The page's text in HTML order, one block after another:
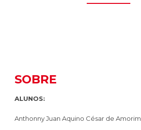
SOBRE
ALUNOS:
Anthonny Juan Aquino César de Amorim